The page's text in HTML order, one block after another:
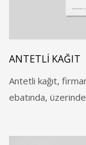
ANTETLI KAĞIT
Antetli kağıt,
ebatında,